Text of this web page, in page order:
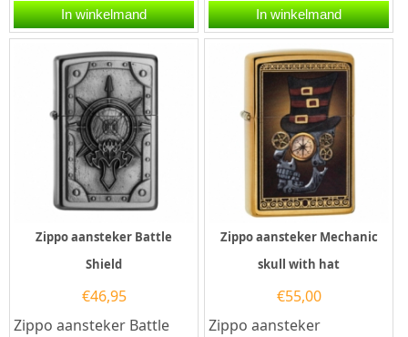
aansteker is aan de
voorzijde met een...
In winkelmand
aansteker is een
kwalitatief
goede aansteker met de...
In winkelmand
Zippo aansteker Battle
Shield
€46,95
Zippo aansteker Battle
Zippo aansteker Mechanic
skull with hat
€55,00
Zippo aansteker